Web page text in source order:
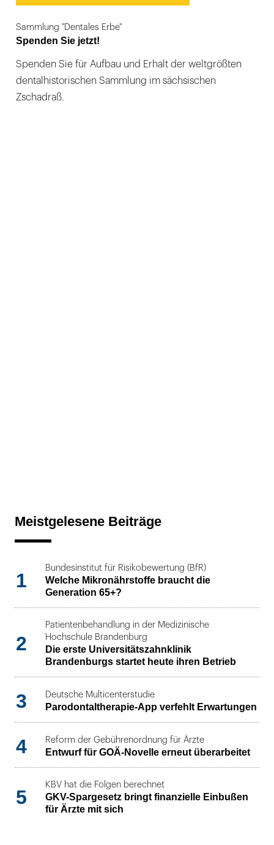
Sammlung "Dentales Erbe"
Spenden Sie jetzt!
Spenden Sie für Aufbau und Erhalt der weltgrößten
dentalhistorischen Sammlung im sächsischen
Zschadraß.
Meistgelesene Beiträge
1
Bundesinstitut für Risikobewertung (BfR)
Welche Mikronährstoffe braucht die
Generation 65+?
2
Patientenbehandlung in der Medizinische
Hochschule Brandenburg
Die erste Universitätszahnklinik
Brandenburgs startet heute ihren Betrieb
3 Deutsche Multicenterstudie
Parodontaltherapie-App verfehlt Erwartungen
4 Reform der Gebührenordnung für Ärzte
Entwurf für GOÄ-Novelle erneut überarbeitet
5
KBV hat die Folgen berechnet
GKV-Spargesetz bringt finanzielle Einbußen
für Ärzte mit sich